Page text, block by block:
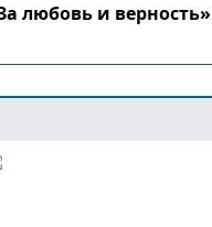
любовь и верность»